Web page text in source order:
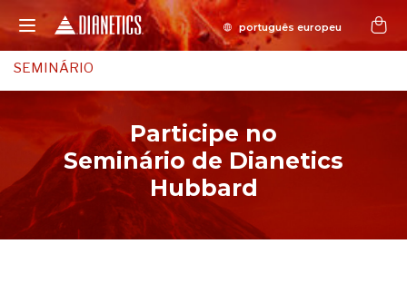
SEMINÁRIO
Participe no
Seminário de Dianetics
Hubbard